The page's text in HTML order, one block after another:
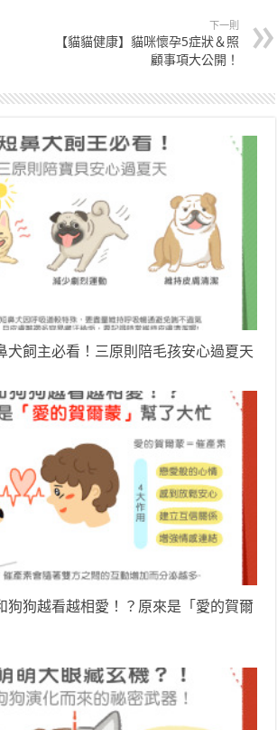
下一則
【貓貓健康】貓咪懷孕5症狀＆照
顧事項大公開！
犬飼主必看！三原則陪毛孩安心過夏天
狗狗越看越相愛！？原來是「愛的賀爾